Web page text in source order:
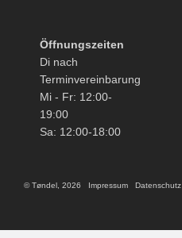
Öffnungszeiten
Di nach
Terminvereinbarung
Mi - Fr: 12:00-
19:00
Sa: 12:00-18:00
© Tøndel, 2026 Impressum Datenschutz